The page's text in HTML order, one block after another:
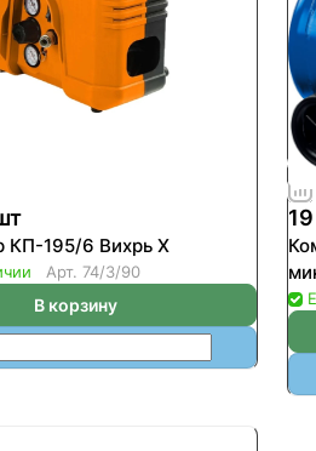
КП-195/6 Вихрь Х
Арт. 74/3/90
В корзину